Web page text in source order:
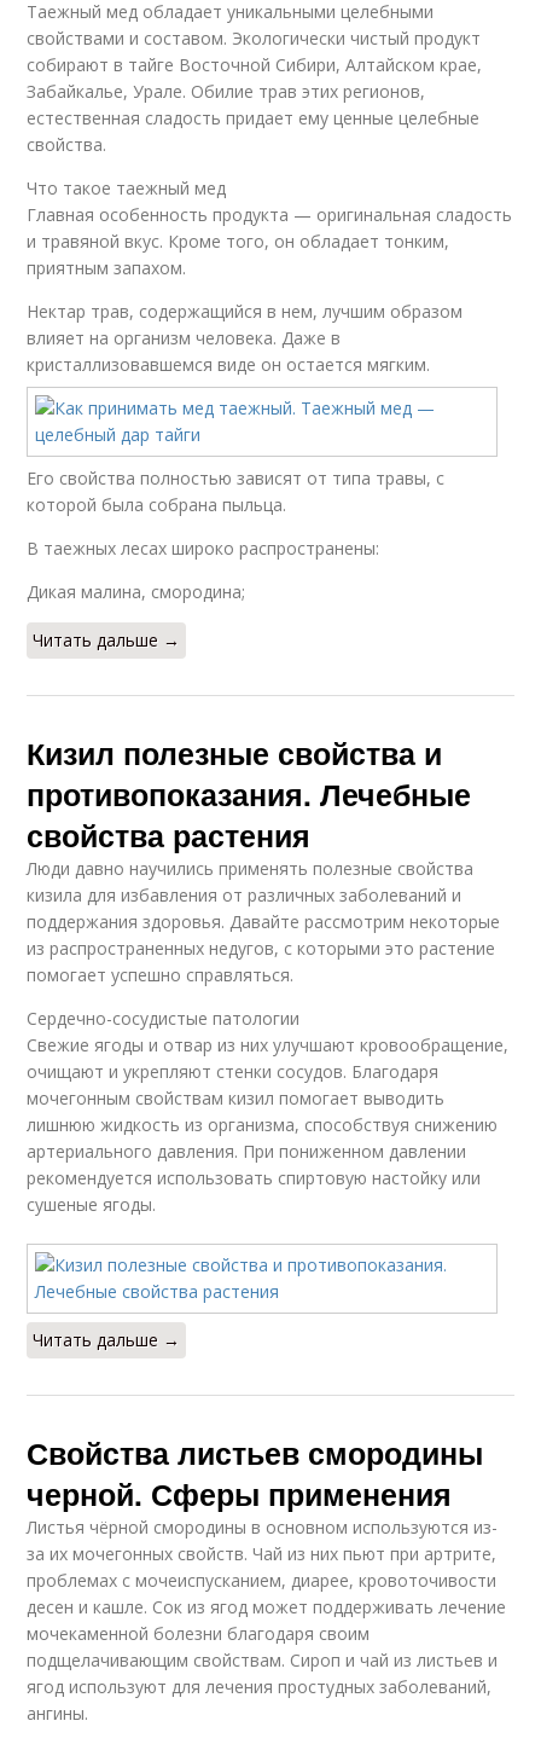
Таежный мед обладает уникальными целебными
свойствами и составом. Экологически чистый продукт
собирают в тайге Восточной Сибири, Алтайском крае,
Забайкалье, Урале. Обилие трав этих регионов,
естественная сладость придает ему ценные целебные
свойства.
Что такое таежный мед
Главная особенность продукта — оригинальная сладость
и травяной вкус. Кроме того, он обладает тонким,
приятным запахом.
Нектар трав, содержащийся в нем, лучшим образом
влияет на организм человека. Даже в
кристаллизовавшемся виде он остается мягким.
Его свойства полностью зависят от типа травы, с
которой была собрана пыльца.
В таежных лесах широко распространены:
Дикая малина, смородина;
Читать дальше →
Кизил полезные свойства и
противопоказания. Лечебные
свойства растения
Люди давно научились применять полезные свойства
кизила для избавления от различных заболеваний и
поддержания здоровья. Давайте рассмотрим некоторые
из распространенных недугов, с которыми это растение
помогает успешно справляться.
Сердечно-сосудистые патологии
Свежие ягоды и отвар из них улучшают кровообращение,
очищают и укрепляют стенки сосудов. Благодаря
мочегонным свойствам кизил помогает выводить
лишнюю жидкость из организма, способствуя снижению
артериального давления. При пониженном давлении
рекомендуется использовать спиртовую настойку или
сушеные ягоды.
Читать дальше →
Свойства листьев смородины
черной. Сферы применения
Листья чёрной смородины в основном используются из-
за их мочегонных свойств. Чай из них пьют при артрите,
проблемах с мочеиспусканием, диарее, кровоточивости
десен и кашле. Сок из ягод может поддерживать лечение
мочекаменной болезни благодаря своим
подщелачивающим свойствам. Сироп и чай из листьев и
ягод используют для лечения простудных заболеваний,
ангины.